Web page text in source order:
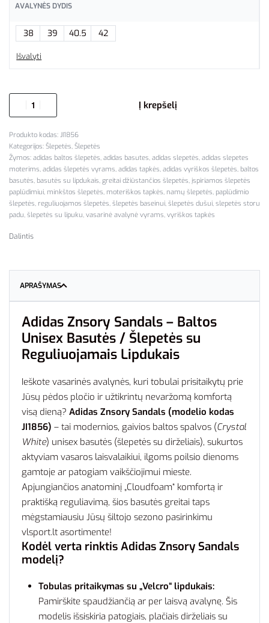
AVALYNĖS DYDIS
38 39 40.5 42
Išvalyti
Į krepšelį
JI1856
Kategorijos: Šlepetės, Šlepetės
Žymos: adidas baltos šlepetės, adidas basutes, adidas slepetės, adidas slepetes
moterims, adidas šlepetės vyrams, adidas tapkės, adidas vyriškos šlepetės, baltos
basutės, basutės su lipdukais, greitai džiūstančios šlepetės, įspiriamos šlepetės
paplūdimiui, minkštos šlepetės, moteriškos tapkės, namų šlepetės, paplūdimio
šlepetės, reguliuojamos šlepetės, šlepetės baseinui, šlepetės dušui, slepetės storu
padu, šlepetės su lipuku, vasarinė avalynė vyrams, vyriškos tapkės
Dalintis
APRAŠYMAS
Adidas Znsory Sandals – Baltos
Unisex Basutės / Šlepetės su
Reguliuojamais Lipdukais
Ieškote vasarinės avalynės, kuri tobulai prisitaikytų prie
Jūsų pėdos pločio ir užtikrintų nevaržomą komfortą
visą dieną? Adidas Znsory Sandals (modelio kodas
JI1856) – tai modernios, gaivios baltos spalvos (Crystal
White) unisex basutės (šlepetės su dirželiais), sukurtos
aktyviam vasaros laisvalaikiui, ilgoms poilsio dienoms
gamtoje ar patogiam vaikščiojimui mieste.
Apjungiančios anatominį „Cloudfoam“ komfortą ir
praktišką reguliavimą, šios basutės greitai taps
mėgstamiausiu Jūsų šiltojo sezono pasirinkimu
vlsport.lt asortimente!
Kodėl verta rinktis Adidas Znsory Sandals
modelį?
Tobulas pritaikymas su „Velcro“ lipdukais:
Pamirškite spaudžiančią ar per laisvą avalynę. Šis
modelis išsiskiria patogiais, plačiais dirželiais su